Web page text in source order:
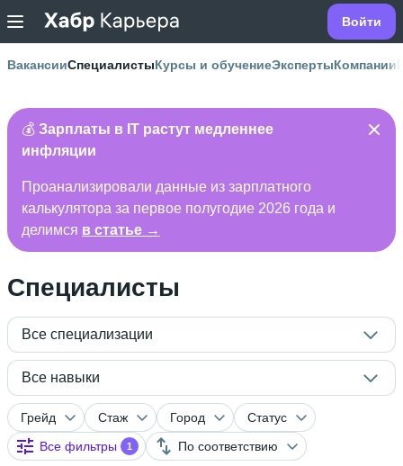
Войти
ВакансииСпециалистыКурсы и обучениеЭкспертыКомпании
💰 Зарплаты в IT растут медленнее
инфляции
Проанализировали данные из зарплатного
калькулятора за первое полугодие 2026 года и
делимся в статье →
Специалисты
Все специализации
Все навыки
Грейд Стаж Город
Статус
Все фильтры
1 По соответствию